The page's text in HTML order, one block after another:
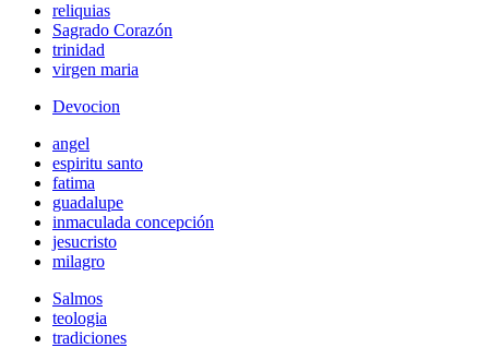
reliquias
Sagrado Corazón
trinidad
virgen maria
Devocion
angel
espiritu santo
fatima
guadalupe
inmaculada concepción
jesucristo
milagro
Salmos
teologia
tradiciones